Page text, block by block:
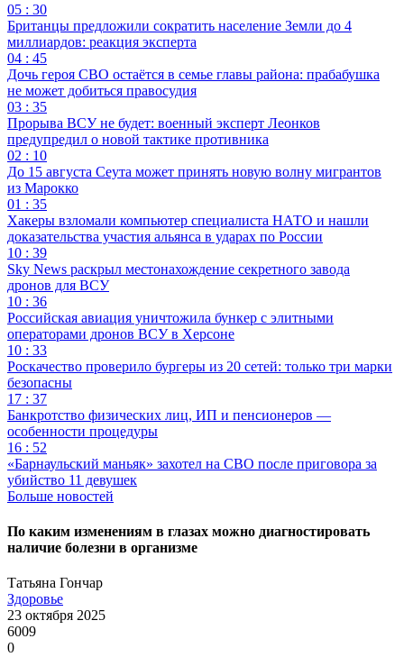
05 : 30
Британцы предложили сократить население Земли до 4
миллиардов: реакция эксперта
04 : 45
Дочь героя СВО остаётся в семье главы района: прабабушка
не может добиться правосудия
03 : 35
Прорыва ВСУ не будет: военный эксперт Леонков
предупредил о новой тактике противника
02 : 10
До 15 августа Сеута может принять новую волну мигрантов
из Марокко
01 : 35
Хакеры взломали компьютер специалиста НАТО и нашли
доказательства участия альянса в ударах по России
10 : 39
Sky News раскрыл местонахождение секретного завода
дронов для ВСУ
10 : 36
Российская авиация уничтожила бункер с элитными
операторами дронов ВСУ в Херсоне
10 : 33
Роскачество проверило бургеры из 20 сетей: только три марки
безопасны
17 : 37
Банкротство физических лиц, ИП и пенсионеров —
особенности процедуры
16 : 52
«Барнаульский маньяк» захотел на СВО после приговора за
убийство 11 девушек
Больше новостей
По каким изменениям в глазах можно диагностировать
наличие болезни в организме
Татьяна Гончар
Здоровье
23 октября 2025
6009
0